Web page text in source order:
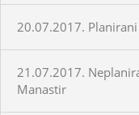
20.07.2017.
21.07.2017.
Manastir